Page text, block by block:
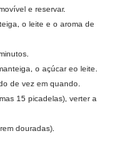
e reservar.
o leite e o aroma de
o açúcar eo leite.
de vez em quando.
15 picadelas), verter a
douradas).